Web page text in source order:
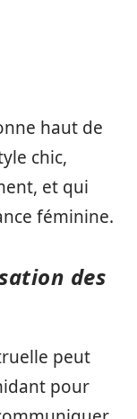
haut de
chic,
et qui
féminine.
des
peut
pour